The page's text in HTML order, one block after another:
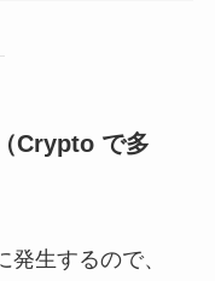
Crypto で多
生するので、